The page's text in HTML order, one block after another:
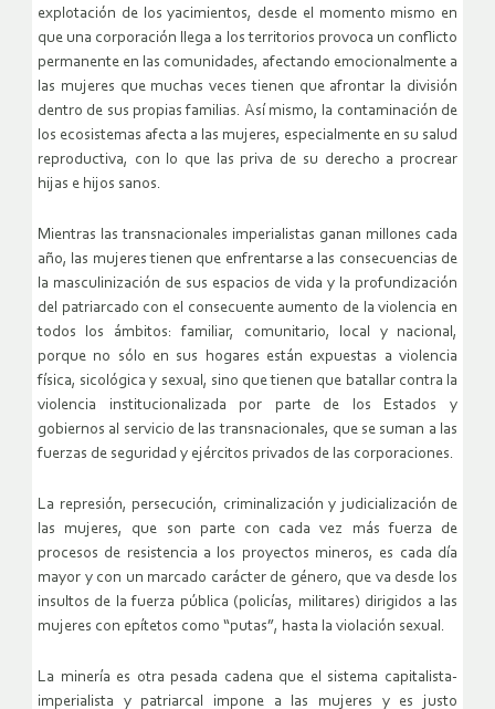
explotación de los yacimientos, desde el momento mismo en
que una corporación llega a los territorios provoca un conflicto
permanente en las comunidades, afectando emocionalmente a
las mujeres que muchas veces tienen que afrontar la división
dentro de sus propias familias. Así mismo, la contaminación de
los ecosistemas afecta a las mujeres, especialmente en su salud
reproductiva, con lo que las priva de su derecho a procrear
hijas e hijos sanos.
Mientras las transnacionales imperialistas ganan millones cada
año, las mujeres tienen que enfrentarse a las consecuencias de
la masculinización de sus espacios de vida y la profundización
del patriarcado con el consecuente aumento de la violencia en
todos los ámbitos: familiar, comunitario, local y nacional,
porque no sólo en sus hogares están expuestas a violencia
física, sicológica y sexual, sino que tienen que batallar contra la
violencia institucionalizada por parte de los Estados y
gobiernos al servicio de las transnacionales, que se suman a las
fuerzas de seguridad y ejércitos privados de las corporaciones.
La represión, persecución, criminalización y judicialización de
las mujeres, que son parte con cada vez más fuerza de
procesos de resistencia a los proyectos mineros, es cada día
mayor y con un marcado carácter de género, que va desde los
insultos de la fuerza pública (policías, militares) dirigidos a las
mujeres con epítetos como “putas”, hasta la violación sexual.
La minería es otra pesada cadena que el sistema capitalista-
imperialista y patriarcal impone a las mujeres y es justo